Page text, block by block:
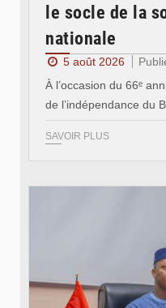
le socle de la
nationale
5 août 2026
À l’occasion du 66ᵉ
de l’indépendance du
SAVOIR PLUS